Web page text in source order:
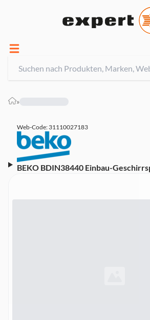
»
Web-Code: 31110027183
BEKO BDIN38440 Einbau-